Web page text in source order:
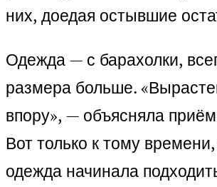
них, доедая остывшие
Одежда — с барахолки,
размера больше.
впору», — объясняла
Вот только к тому времени,
одежда начинала